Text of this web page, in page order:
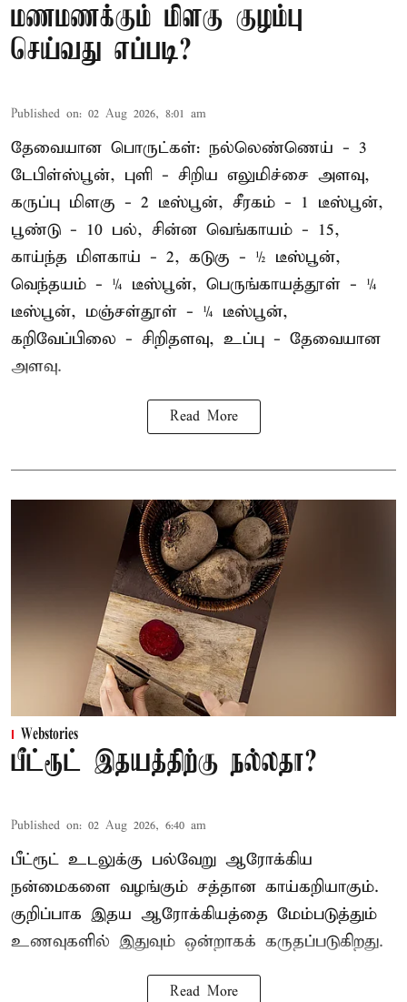
மணமணக்கும் மிளகு குழம்பு
செய்வது எப்படி?
Published on: 02 Aug 2026, 8:01 am
தேவையான பொருட்கள்: நல்லெண்ணெய் - 3
டேபிள்ஸ்பூன், புளி - சிறிய எலுமிச்சை அளவு,
கருப்பு மிளகு - 2 டீஸ்பூன், சீரகம் - 1 டீஸ்பூன்,
பூண்டு - 10 பல், சின்ன வெங்காயம் - 15,
காய்ந்த மிளகாய் - 2, கடுகு - ½ டீஸ்பூன்,
வெந்தயம் - ¼ டீஸ்பூன், பெருங்காயத்தூள் - ¼
டீஸ்பூன், மஞ்சள்தூள் - ¼ டீஸ்பூன்,
கறிவேப்பிலை - சிறிதளவு, உப்பு - தேவையான
அளவு.
Read More
Webstories
பீட்ரூட் இதயத்திற்கு நல்லதா?
Published on: 02 Aug 2026, 6:40 am
பீட்ரூட் உடலுக்கு பல்வேறு ஆரோக்கிய
நன்மைகளை வழங்கும் சத்தான காய்கறியாகும்.
குறிப்பாக இதய ஆரோக்கியத்தை மேம்படுத்தும்
உணவுகளில் இதுவும் ஒன்றாகக் கருதப்படுகிறது.
Read More